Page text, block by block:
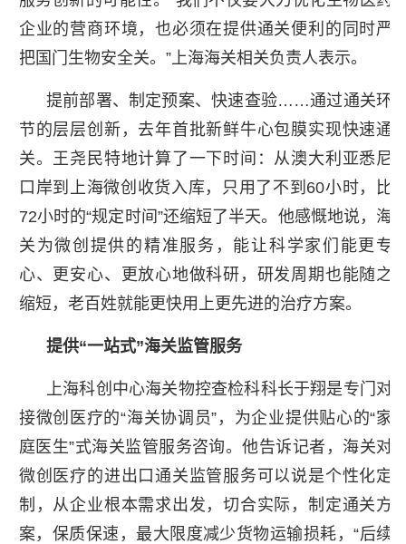
企业的营商环境，也必须在提供通关便利的同时严
把国门生物安全关。”上海海关相关负责人表示。
提前部署、制定预案、快速查验……通过通关环
节的层层创新，去年首批新鲜牛心包膜实现快速通
关。王尧民特地计算了一下时间：从澳大利亚悉尼
口岸到上海微创收货入库，只用了不到60小时，比
72小时的“规定时间”还缩短了半天。他感慨地说，海
关为微创提供的精准服务，能让科学家们能更专
心、更安心、更放心地做科研，研发周期也能随之
缩短，老百姓就能更快用上更先进的治疗方案。
提供“一站式”海关监管服务
上海科创中心海关物控查检科科长于翔是专门对
接微创医疗的“海关协调员”，为企业提供贴心的“家
庭医生”式海关监管服务咨询。他告诉记者，海关对
微创医疗的进出口通关监管服务可以说是个性化定
制，从企业根本需求出发，切合实际，制定通关方
案，保质保速，最大限度减少货物运输损耗，“后续